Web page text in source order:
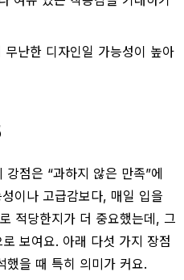
난한 디자인일 가능성이 높아
점은 “과하지 않은 만족”에
이나 고급감보다, 매일 입을
적당한지가 더 중요했는데, 그
보여요. 아래 다섯 가지 장점
했을 때 특히 의미가 커요.